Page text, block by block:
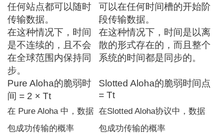
任何站点都可以随时
传输数据。
可以在任何时间槽的开始阶
段传输数据。
在这种情况下，时间
是不连续的，且不会
在全球范围内保持同
步。
在这种情况下，时间是以离
散的形式存在的，而且整个
系统的时间都是同步的。
Pure Aloha的脆弱时
间 = 2 × Tt
Slotted Aloha的脆弱时间点
= Tt
在 Pure Aloha 中，数据
包成功传输的概率
在Slotted Aloha协议中，数据
包成功传输的概率